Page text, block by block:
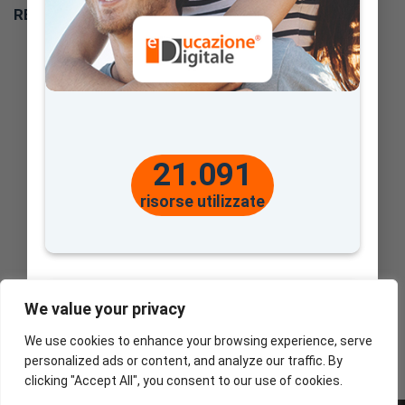
21.091
risorse utilizzate
We value your privacy
We use cookies to enhance your browsing experience, serve
personalized ads or content, and analyze our traffic. By
clicking "Accept All", you consent to our use of cookies.
REA
: BS – 490451